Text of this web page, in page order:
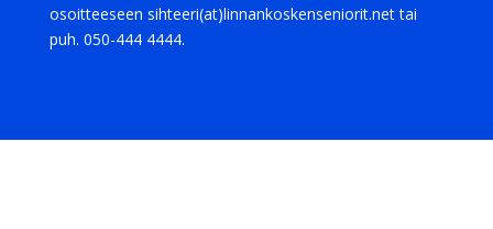
osoitteeseen sihteeri(at)linnankoskenseniorit.net tai
puh. 050-444 4444.